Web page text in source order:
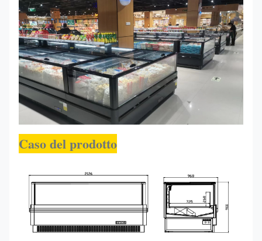
Caso del prodotto